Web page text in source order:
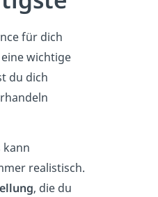
für dich
wichtige
du dich
kann
realistisch.
, die du